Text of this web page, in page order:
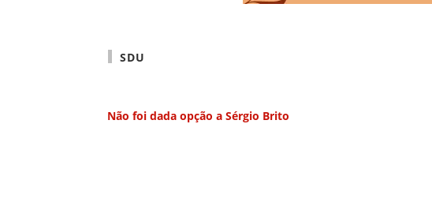
SDU
Não foi dada opção a Sérgio Brito